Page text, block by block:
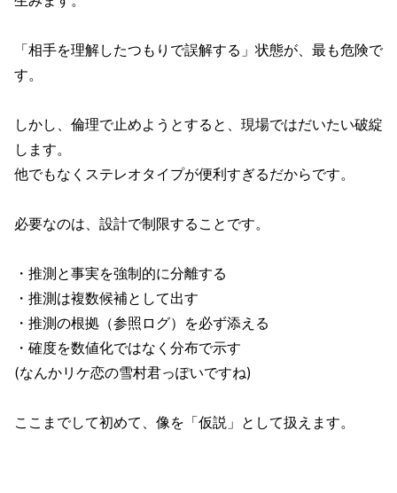
「相手を理解したつもりで誤解する」状態が、最も危険で
す。
しかし、倫理で止めようとすると、現場ではだいたい破綻
します。
他でもなくステレオタイプが便利すぎるだからです。
必要なのは、設計で制限することです。
・推測と事実を強制的に分離する
・推測は複数候補として出す
・推測の根拠（参照ログ）を必ず添える
・確度を数値化ではなく分布で示す
(なんかリケ恋の雪村君っぽいですね)
ここまでして初めて、像を「仮説」として扱えます。